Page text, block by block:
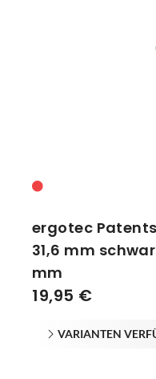
ergotec
31,6 mm
mm
19,95 €
VARIANTEN